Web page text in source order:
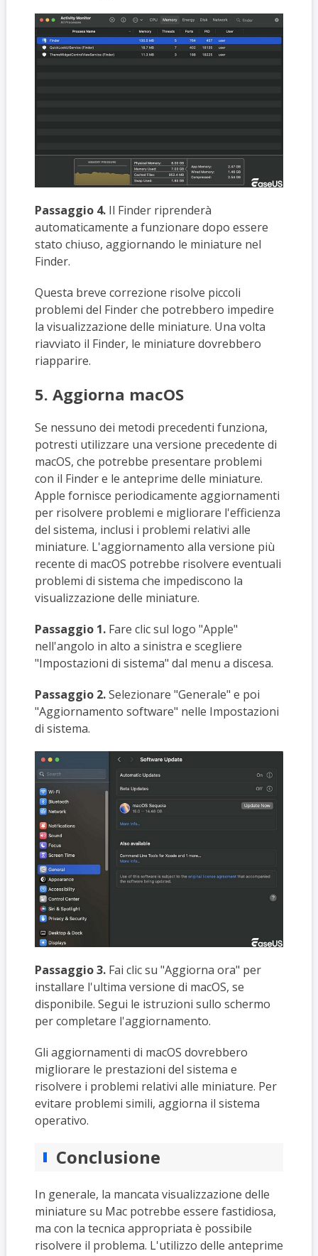
Passaggio 4.Il Finder riprenderà
automaticamente a funzionare dopo essere
stato chiuso, aggiornando le miniature nel
Finder.
Questa breve correzione risolve piccoli
problemi del Finder che potrebbero impedire
la visualizzazione delle miniature. Una volta
riavviato il Finder, le miniature dovrebbero
riapparire.
5. Aggiorna macOS
Se nessuno dei metodi precedenti funziona,
potresti utilizzare una versione precedente di
macOS, che potrebbe presentare problemi
con il Finder e le anteprime delle miniature.
Apple fornisce periodicamente aggiornamenti
per risolvere problemi e migliorare l'efficienza
del sistema, inclusi i problemi relativi alle
miniature. L'aggiornamento alla versione più
recente di macOS potrebbe risolvere eventuali
problemi di sistema che impediscono la
visualizzazione delle miniature.
Passaggio 1.Fare clic sul logo "Apple"
nell'angolo in alto a sinistra e scegliere
"Impostazioni di sistema" dal menu a discesa.
Passaggio 2.Selezionare "Generale" e poi
"Aggiornamento software" nelle Impostazioni
di sistema.
Passaggio 3.Fai clic su "Aggiorna ora" per
installare l'ultima versione di macOS, se
disponibile. Segui le istruzioni sullo schermo
per completare l'aggiornamento.
Gli aggiornamenti di macOS dovrebbero
migliorare le prestazioni del sistema e
risolvere i problemi relativi alle miniature. Per
evitare problemi simili, aggiorna il sistema
operativo.
Conclusione
In generale, la mancata visualizzazione delle
miniature su Mac potrebbe essere fastidiosa,
ma con la tecnica appropriata è possibile
risolvere il problema. L'utilizzo delle anteprime